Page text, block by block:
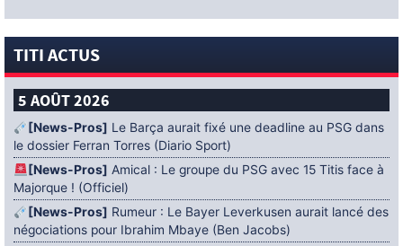
TITI ACTUS
5 AOÛT 2026
[News-Pros] Le Barça aurait fixé une deadline au PSG dans
le dossier Ferran Torres (Diario Sport)
[News-Pros] Amical : Le groupe du PSG avec 15 Titis face à
Majorque ! (Officiel)
[News-Pros] Rumeur : Le Bayer Leverkusen aurait lancé des
négociations pour Ibrahim Mbaye (Ben Jacobs)